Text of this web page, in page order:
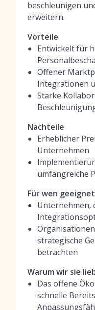
beschleunigen
erweitern.
Vorteile
Entwickelt für
Offener
Integrationen
Starke
Nachteile
Erheblicher
Unternehmen
umfangreiche
Für wen geeignet
Unternehmen,
strategische
betrachten
Warum wir sie
Das offene
schnelle